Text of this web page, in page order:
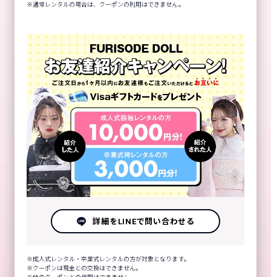
通常レンタルの場合は、クーポンの利用はできません。
詳細をLINEで問い合わせる
成人式レンタル・卒業式レンタルの方が対象となります。
クーポンは現金との交換はできません。